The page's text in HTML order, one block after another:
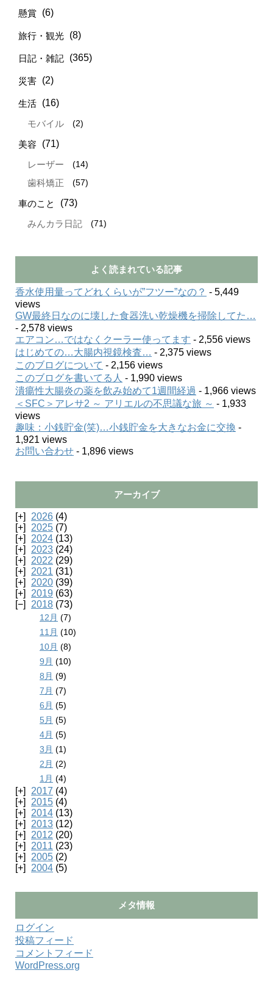
懸賞 (6)
旅行・観光 (8)
日記・雑記 (365)
災害 (2)
生活 (16)
モバイル (2)
美容 (71)
レーザー (14)
歯科矯正 (57)
車のこと (73)
みんカラ日記 (71)
よく読まれている記事
香水使用量ってどれくらいが”フツー”なの？ - 5,449
views
GW最終日なのに壊した食器洗い乾燥機を掃除してた…
- 2,578 views
エアコン…ではなくクーラー使ってます - 2,556 views
はじめての…大腸内視鏡検査… - 2,375 views
このブログについて - 2,156 views
このブログを書いてる人 - 1,990 views
潰瘍性大腸炎の薬を飲み始めて1週間経過 - 1,966 views
＜SFC＞アレサ2 ～ アリエルの不思議な旅 ～ - 1,933
views
趣味：小銭貯金(笑)…小銭貯金を大きなお金に交換 -
1,921 views
お問い合わせ - 1,896 views
アーカイブ
2026 (4)
2025 (7)
2024 (13)
2023 (24)
2022 (29)
2021 (31)
2020 (39)
2019 (63)
2018 (73)
12月 (7)
11月 (10)
10月 (8)
9月 (10)
8月 (9)
7月 (7)
6月 (5)
5月 (5)
4月 (5)
3月 (1)
2月 (2)
1月 (4)
2017 (4)
2015 (4)
2014 (13)
2013 (12)
2012 (20)
2011 (23)
2005 (2)
2004 (5)
メタ情報
ログイン
投稿フィード
コメントフィード
WordPress.org